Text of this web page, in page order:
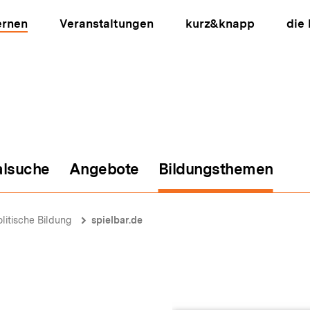
Veranstaltungen kurz&knapp die
Angebote Bildungsthemen
Bildung spielbar.de